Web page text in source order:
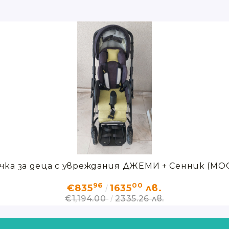
за деца с увреждания ДЖЕМИ + Сенник
€83596 163500 лв.
€1,194.00 2335.26 лв.